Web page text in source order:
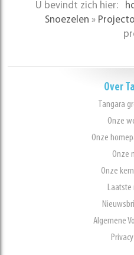
U bevindt zich hier:
Snoezelen »
Over
Tangara
Onze
Onze
Onze
Onze
Algemene